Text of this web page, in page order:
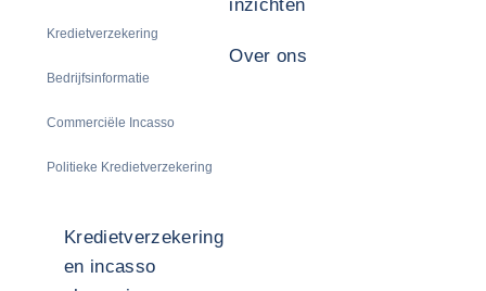
Kredietverzekering
Bedrijfsinformatie
Commerciële Incasso
Politieke Kredietverzekering
inzichten
Over ons
Kredietverzekering
en incasso